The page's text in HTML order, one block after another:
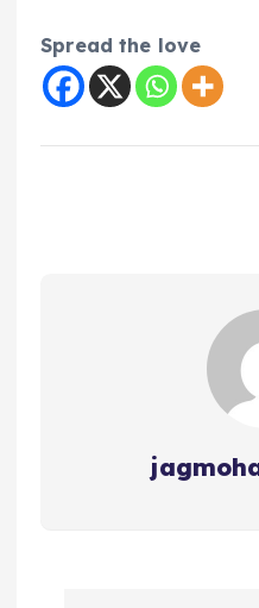
Spread the love